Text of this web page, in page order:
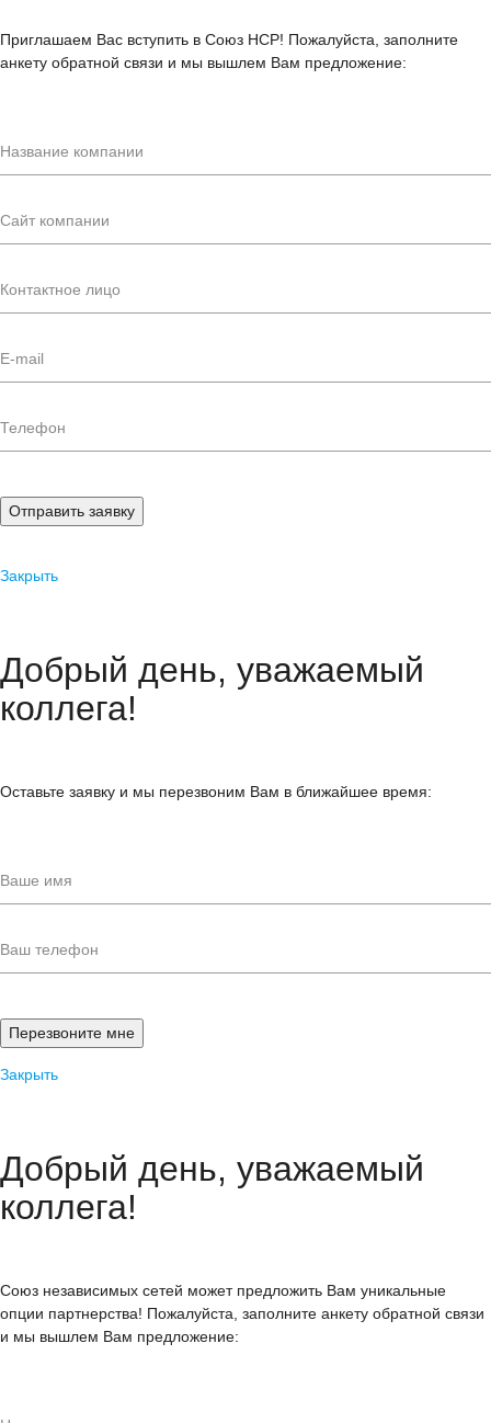
Приглашаем Вас вступить в Союз НСР! Пожалуйста, заполните
анкету обратной связи и мы вышлем Вам предложение:
Отправить заявку
Закрыть
Добрый день, уважаемый
коллега!
Оставьте заявку и мы перезвоним Вам в ближайшее время:
Закрыть
Добрый день, уважаемый
коллега!
Союз независимых сетей может предложить Вам уникальные
опции партнерства! Пожалуйста, заполните анкету обратной связи
и мы вышлем Вам предложение: